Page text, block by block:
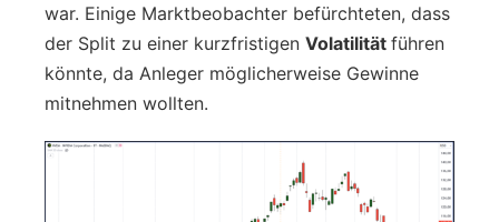
war. Einige Marktbeobachter befürchteten, dass
der Split zu einer kurzfristigen Volatilität führen
könnte, da Anleger möglicherweise Gewinne
mitnehmen wollten.